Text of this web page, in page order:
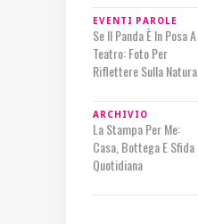
EVENTI PAROLE
Se Il Panda È In Posa A
Teatro: Foto Per
Riflettere Sulla Natura
ARCHIVIO
La Stampa Per Me:
Casa, Bottega E Sfida
Quotidiana